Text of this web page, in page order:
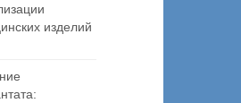
изделий